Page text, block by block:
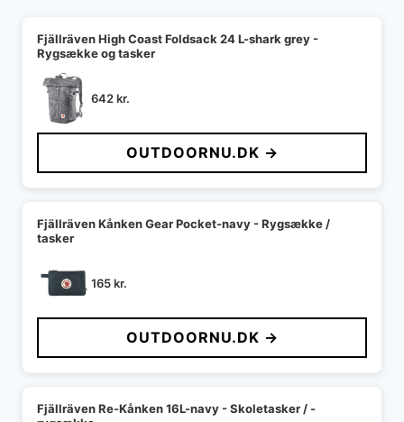
Fjällräven High Coast Foldsack 24 L-shark grey -
Rygsække og tasker
642kr.
OUTDOORNU.DK →
Fjällräven Kånken Gear Pocket-navy - Rygsække /
tasker
165kr.
OUTDOORNU.DK →
Fjällräven Re-Kånken 16L-navy - Skoletasker / -